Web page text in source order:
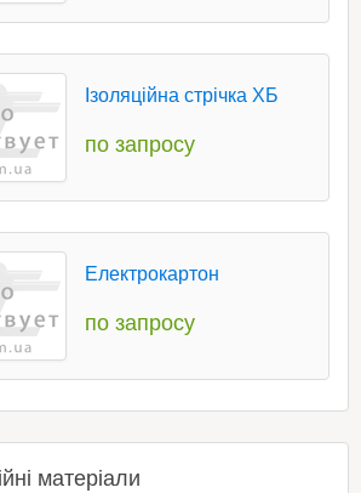
Ізоляційна стрічка ХБ
по запросу
Електрокартон
по запросу
матеріали